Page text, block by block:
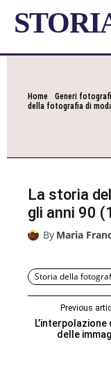
Home Generi
della fotografia di
La storia
gli anni 90
By Maria
Storia della
Previous
delle